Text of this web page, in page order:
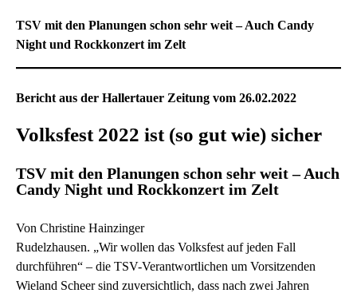
TSV mit den Planungen schon sehr weit – Auch Candy
Night und Rockkonzert im Zelt
Bericht aus der Hallertauer Zeitung vom 26.02.2022
Volksfest 2022 ist (so gut wie) sicher
TSV mit den Planungen schon sehr weit – Auch
Candy Night und Rockkonzert im Zelt
Von Christine Hainzinger
Rudelzhausen. „Wir wollen das Volksfest auf jeden Fall
durchführen“ – die TSV-Verantwortlichen um Vorsitzenden
Wieland Scheer sind zuversichtlich, dass nach zwei Jahren